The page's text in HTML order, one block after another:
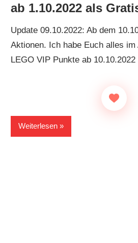
ab 1.10.2022 als
Update 09.10.2022: Ab dem
Aktionen. Ich habe Euch alles
LEGO VIP Punkte ab 10.10.2022
Weiterlesen